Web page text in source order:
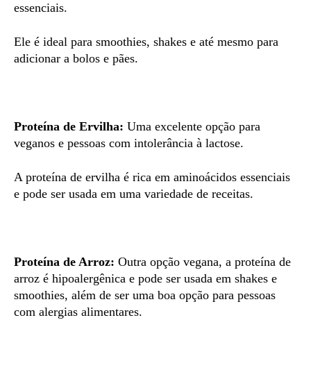
essenciais.
Ele é ideal para smoothies, shakes e até mesmo para
adicionar a bolos e pães.
Proteína de Ervilha: Uma excelente opção para
veganos e pessoas com intolerância à lactose.
A proteína de ervilha é rica em aminoácidos essenciais
e pode ser usada em uma variedade de receitas.
Proteína de Arroz: Outra opção vegana, a proteína de
arroz é hipoalergênica e pode ser usada em shakes e
smoothies, além de ser uma boa opção para pessoas
com alergias alimentares.